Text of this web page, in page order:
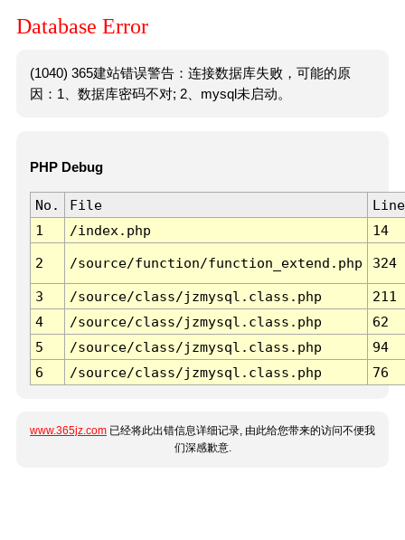
Database Error
(1040) 365建站错误警告：连接数据库失败，可能的原
因：1、数据库密码不对; 2、mysql未启动。
PHP Debug
No. File
Line
1
/index.php 14
2 /source/function/function_extend.php 324
3 /source/class/jzmysql.class.php
211
4
/source/class/jzmysql.class.php
62
5
/source/class/jzmysql.class.php
94
6
/source/class/jzmysql.class.php 76
www.365jz.com 已经将此出错信息详细记录, 由此给您带来的访问不便我
们深感歉意.